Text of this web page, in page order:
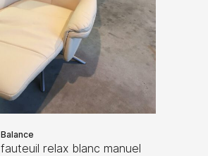
Balance
fauteuil relax blanc manuel